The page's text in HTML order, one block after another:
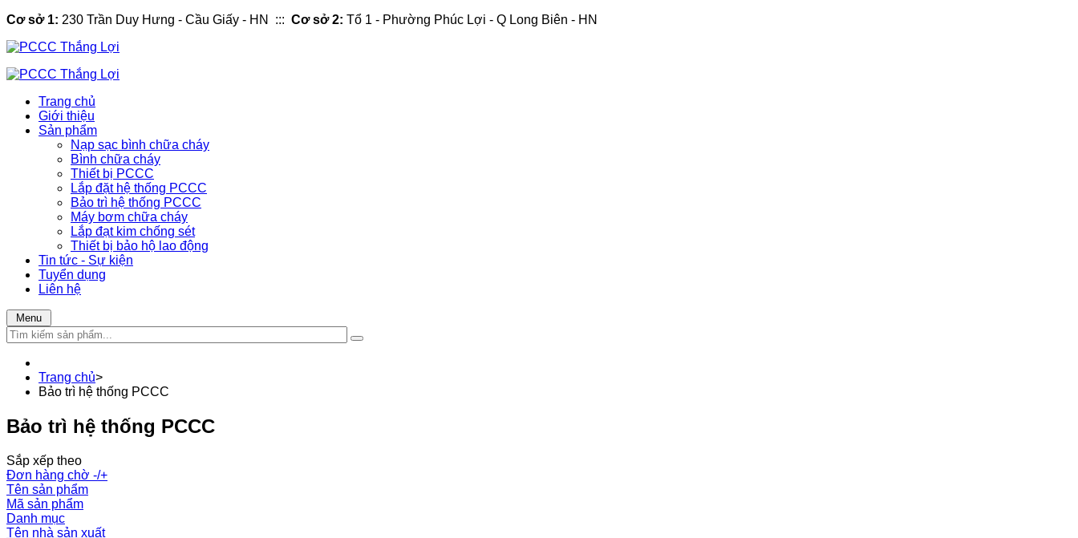
Cơ sở 1: 230 Trần Duy Hưng - Cầu Giấy - HN ::: Cơ sở 2: Tổ 1 - Phường Phúc Lợi - Q Long Biên - HN
Trang chủ
Giới thiệu
Sản phẩm
Nạp sạc bình chữa cháy
Bình chữa cháy
Thiết bị PCCC
Lắp đặt hệ thống PCCC
Bảo trì hệ thống PCCC
Máy bơm chữa cháy
Lắp đạt kim chống sét
Thiết bị bảo hộ lao động
Tin tức - Sự kiện
Tuyển dụng
Liên hệ
Menu
Trang chủ>
Bảo trì hệ thống PCCC
Bảo trì hệ thống PCCC
Sắp xếp theo
Đơn hàng chờ -/+
Tên sản phẩm
Mã sản phẩm
Danh mục
Tên nhà sản xuất